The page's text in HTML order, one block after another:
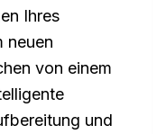
Ihres
neuen
von einem
und